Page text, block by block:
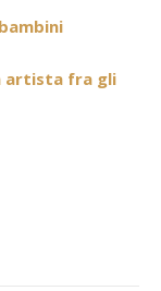
artista fra gli